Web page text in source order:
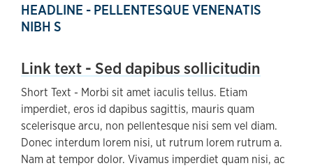
HEADLINE - PELLENTESQUE VENENATIS
NIBH S
Link text - Sed dapibus sollicitudin
Short Text - Morbi sit amet iaculis tellus. Etiam
imperdiet, eros id dapibus sagittis, mauris quam
scelerisque arcu, non pellentesque nisi sem vel diam.
Donec interdum lorem nisi, ut rutrum lorem rutrum a.
Nam at tempor dolor. Vivamus imperdiet quam nisi, ac